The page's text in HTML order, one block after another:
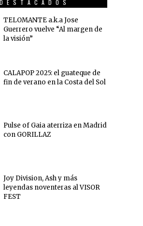
DESTACADOS
TELOMANTE a.k.a Jose
Guerrero vuelve “Al margen de
la visión”
CALAPOP 2025: el guateque de
fin de verano en la Costa del Sol
Pulse of Gaia aterriza en Madrid
con GORILLAZ
Joy Division, Ash y más
leyendas noventeras al VISOR
FEST